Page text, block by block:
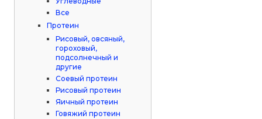
Все
Протеин
Рисовый, овсяный,
гороховый,
подсолнечный и
другие
Соевый протеин
Рисовый протеин
Яичный протеин
Говяжий протеин